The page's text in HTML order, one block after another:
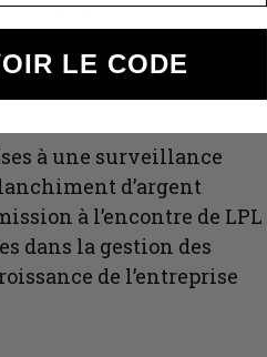
d’adopter des
durables.
à une surveillance
d’argent
à l’encontre de LPL
dans la gestion des
de l’entreprise
LE CODE